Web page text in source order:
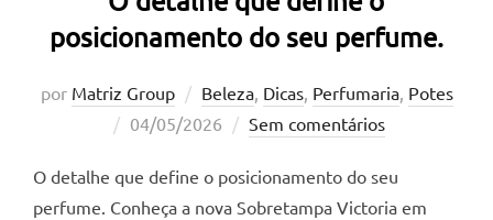
posicionamento do seu perfume.
por Matriz Group Beleza, Dicas, Perfumaria, Potes
Postado
04/05/2026 Sem comentários
O detalhe que define o posicionamento do seu
perfume. Conheça a nova Sobretampa Victoria em